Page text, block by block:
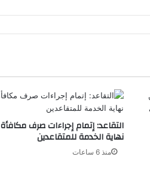
التقاعد: إتمام إجراءات صرف مكافأة
نهاية الخدمة للمتقاعدين
منذ 6 ساعات